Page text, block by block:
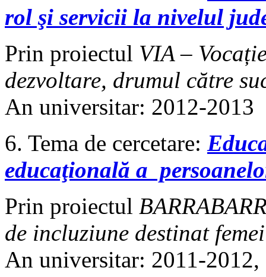
rol şi servicii la nivelul
Prin proiectul VIA –
dezvoltare, drumul către
An universitar: 2012-2013
6. Tema de cercetare:
educaţională a
Prin proiectul
de incluziune destinat
An universitar: 2011-